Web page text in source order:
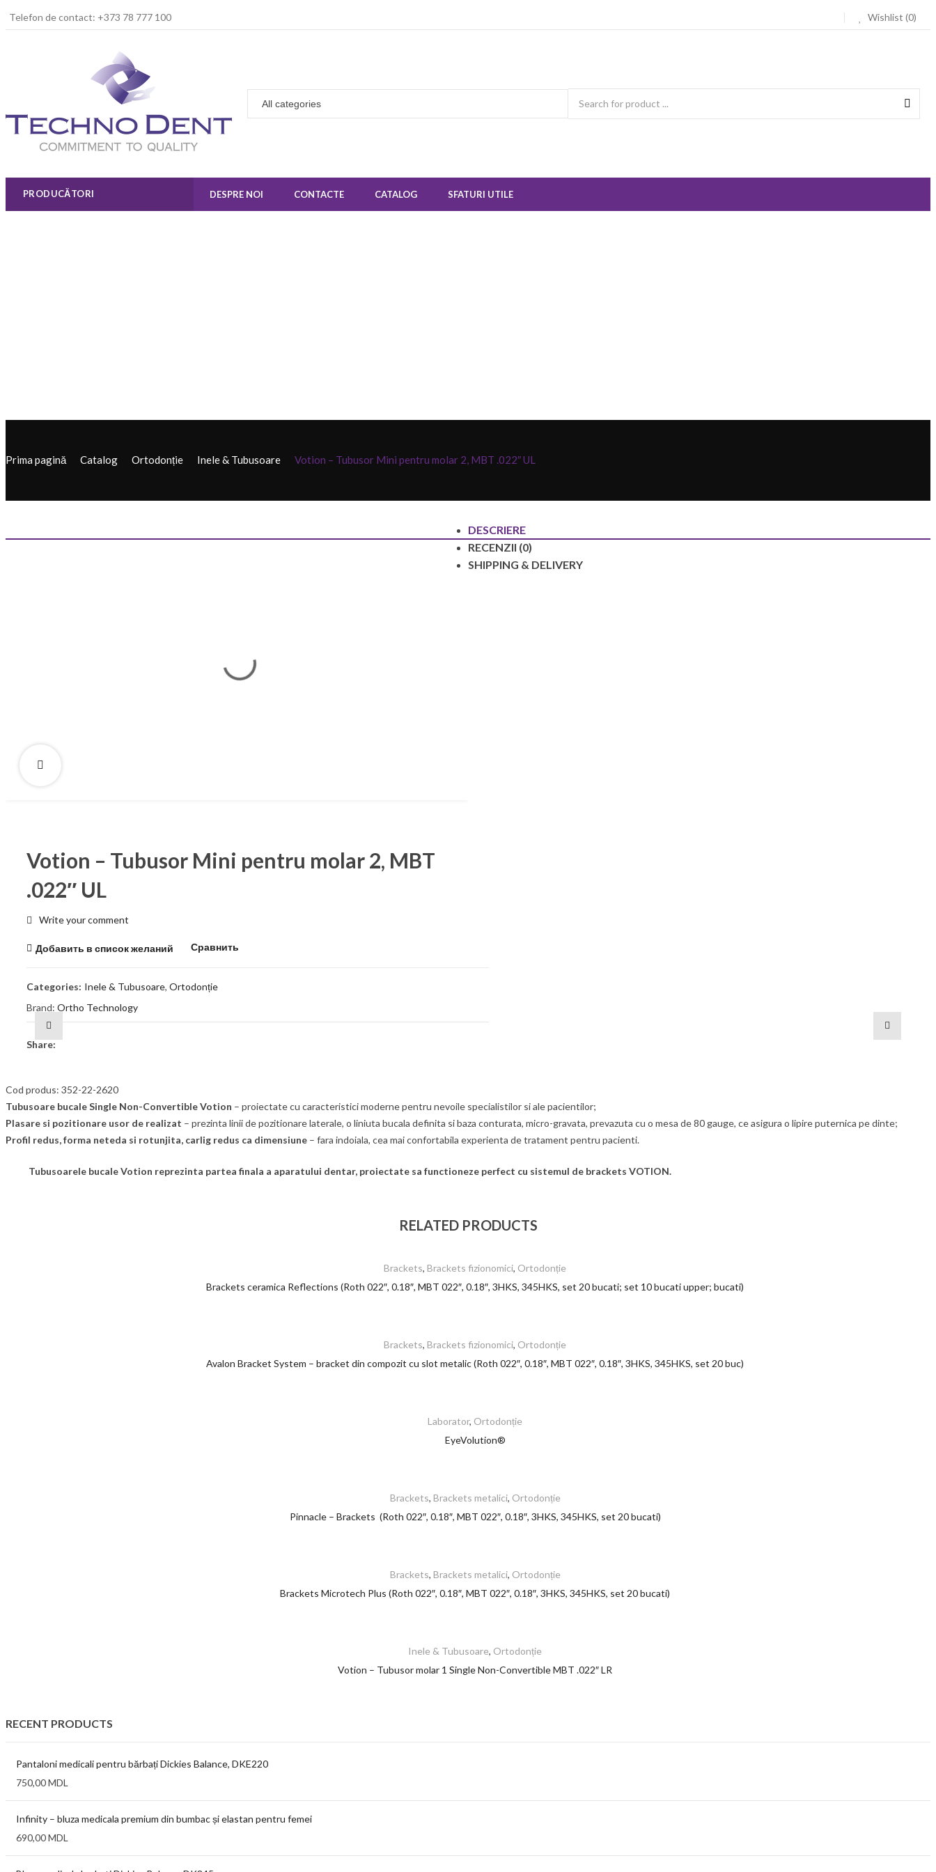
Telefon de contact: +373 78 777 100 Wishlist (0)
PRODUCĂTORI DESPRE NOI CONTACTE CATALOG SFATURI UTILE
Prima pagină Catalog Ortodonție Inele & Tubusoare Votion – Tubusor Mini pentru molar 2, MBT .022″ UL
Votion – Tubusor Mini pentru molar 2, MBT
.022″ UL
Write your comment
Добавить в список желаний Сравнить
Categories: Inele & Tubusoare, Ortodonție
Brand: Ortho Technology
Share:
DESCRIERE
RECENZII (0)
SHIPPING & DELIVERY
Cod produs: 352-22-2620
Tubusoare bucale Single Non-Convertible Votion – proiectate cu caracteristici moderne pentru nevoile specialistilor si ale pacientilor;
Plasare si pozitionare usor de realizat – prezinta linii de pozitionare laterale, o liniuta bucala definita si baza conturata, micro-gravata, prevazuta cu o mesa de 80 gauge, ce asigura o lipire puternica pe dinte;
Profil redus, forma neteda si rotunjita, carlig redus ca dimensiune – fara indoiala, cea mai confortabila experienta de tratament pentru pacienti.
Tubusoarele bucale Votion reprezinta partea finala a aparatului dentar, proiectate sa functioneze perfect cu sistemul de brackets VOTION.
RELATED PRODUCTS
Brackets, Brackets fizionomici, Ortodonție
Brackets ceramica Reflections (Roth 022″, 0.18″, MBT 022″, 0.18″, 3HKS, 345HKS, set 20 bucati; set 10 bucati upper; bucati)
Brackets, Brackets fizionomici, Ortodonție
Avalon Bracket System – bracket din compozit cu slot metalic (Roth 022″, 0.18″, MBT 022″, 0.18″, 3HKS, 345HKS, set 20 buc)
Laborator, Ortodonție
EyeVolution®
Brackets, Brackets metalici, Ortodonție
Pinnacle – Brackets (Roth 022″, 0.18″, MBT 022″, 0.18″, 3HKS, 345HKS, set 20 bucati)
Brackets, Brackets metalici, Ortodonție
Brackets Microtech Plus (Roth 022″, 0.18″, MBT 022″, 0.18″, 3HKS, 345HKS, set 20 bucati)
Inele & Tubusoare, Ortodonție
Votion – Tubusor molar 1 Single Non-Convertible MBT .022″ LR
RECENT PRODUCTS
Pantaloni medicali pentru bărbați Dickies Balance, DKE220
750,00MDL
Infinity – bluza medicala premium din bumbac și elastan pentru femei
690,00MDL